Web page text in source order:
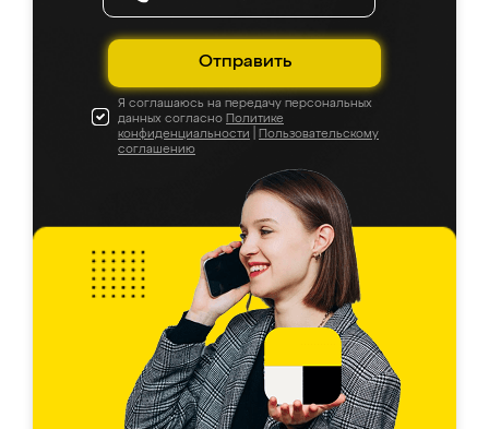
Отправить
Я соглашаюсь на передачу персональных
данных согласно Политике
конфиденциальности
Пользовательскому
соглашению